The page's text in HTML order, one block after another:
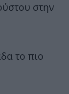
στην
το πιο